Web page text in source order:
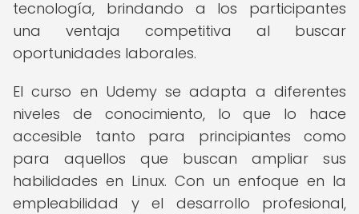
tecnología, brindando a los participantes
una ventaja competitiva al buscar
oportunidades laborales.
El curso en Udemy se adapta a diferentes
niveles de conocimiento, lo que lo hace
accesible tanto para principiantes como
para aquellos que buscan ampliar sus
habilidades en Linux. Con un enfoque en la
empleabilidad y el desarrollo profesional,